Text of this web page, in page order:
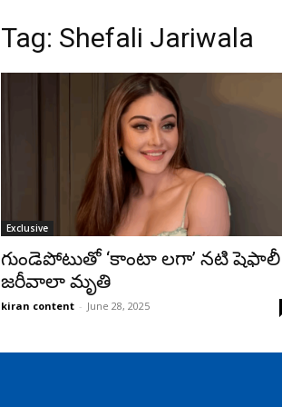
Tag: Shefali Jariwala
Exclusive
గుండెపోటుతో ‘కాంటా లగా’ నటి షెఫాలీ
జరీవాలా మృతి
kiran content - June 28, 2025